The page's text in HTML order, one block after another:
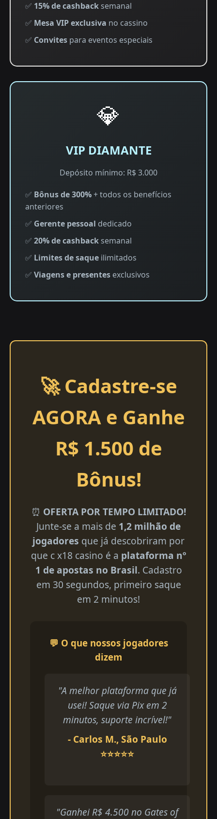
✅ 15% de cashback semanal
✅ Mesa VIP exclusiva no cassino
✅ Convites para eventos especiais
💎
VIP DIAMANTE
Depósito mínimo: R$ 3.000
✅ Bônus de 300%+ todos os benefícios
anteriores
✅ Gerente pessoal dedicado
✅ 20% de cashback semanal
✅ Limites de saque ilimitados
✅ Viagens e presentes exclusivos
🚀 Cadastre-se
AGORA e Ganhe
R$ 1.500 de
Bônus!
⏰ OFERTA POR TEMPO LIMITADO!
Junte-se a mais de 1,2 milhão de
jogadores que já descobriram por
que c x18 casino é a plataforma nº
1 de apostas no Brasil. Cadastro
em 30 segundos, primeiro saque
em 2 minutos!
💬 O que nossos jogadores
dizem
"A melhor plataforma que já
usei! Saque via Pix em 2
minutos, suporte incrível!"
- Carlos M., São Paulo
⭐⭐⭐⭐⭐
"Ganhei R$ 4.500 no Gates of